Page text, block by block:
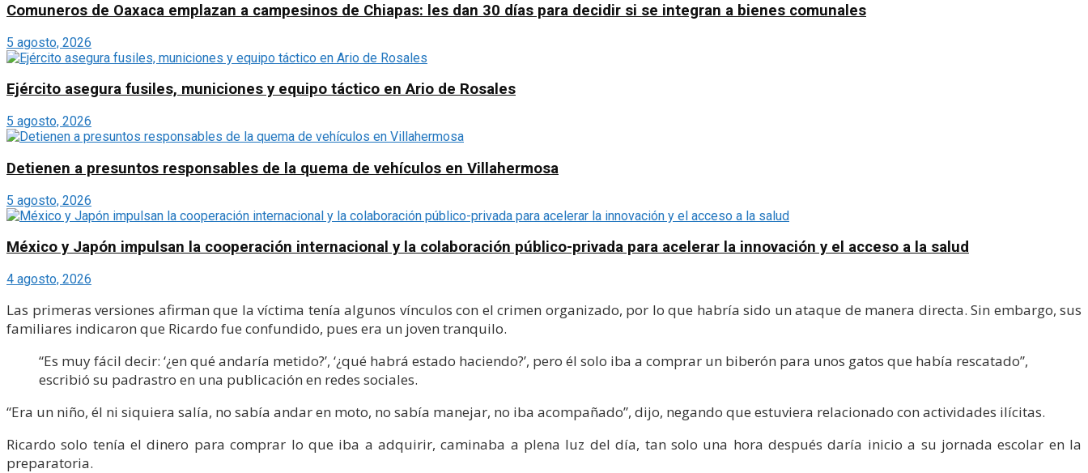
Comuneros de Oaxaca emplazan a campesinos de Chiapas: les dan 30 días para decidir si se integran a bienes comunales
5 agosto, 2026
Ejército asegura fusiles, municiones y equipo táctico en Ario de Rosales
5 agosto, 2026
Detienen a presuntos responsables de la quema de vehículos en Villahermosa
5 agosto, 2026
México y Japón impulsan la cooperación internacional y la colaboración público-privada para acelerar la innovación y el acceso a la salud
4 agosto, 2026
Las primeras versiones afirman que la víctima tenía algunos vínculos con el crimen organizado, por lo que habría sido un ataque de manera directa. Sin embargo, sus
familiares indicaron que Ricardo fue confundido, pues era un joven tranquilo.
“Es muy fácil decir: ‘¿en qué andaría metido?’, ‘¿qué habrá estado haciendo?’, pero él solo iba a comprar un biberón para unos gatos que había rescatado”,
escribió su padrastro en una publicación en redes sociales.
“Era un niño, él ni siquiera salía, no sabía andar en moto, no sabía manejar, no iba acompañado”, dijo, negando que estuviera relacionado con actividades ilícitas.
Ricardo solo tenía el dinero para comprar lo que iba a adquirir, caminaba a plena luz del día, tan solo una hora después daría inicio a su jornada escolar en la
preparatoria.